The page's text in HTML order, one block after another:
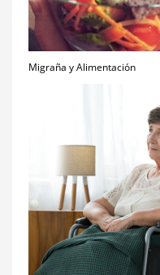
Migraña y Alimentación